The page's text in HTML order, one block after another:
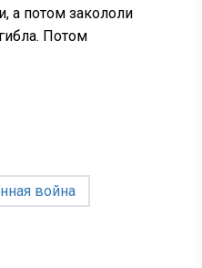
а потом закололи
Потом
война